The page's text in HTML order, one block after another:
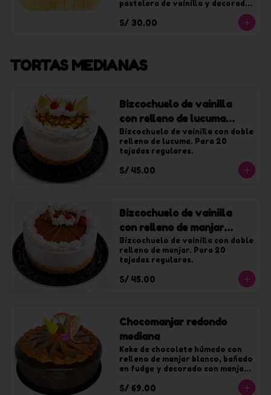
pastelera de vainilla y decorado
S/ 30.00
TORTAS MEDIANAS
Bizcochuelo de vainilla
con relleno de lucuma
mediana
Bizcochuelo de vainilla con doble
relleno de lucuma. Para 20
tajadas regulares.
S/ 45.00
Bizcochuelo de vainilla
con relleno de manjar
mediana
Bizcochuelo de vainilla con doble
relleno de manjar. Para 20
tajadas regulares.
S/ 45.00
Chocomanjar redondo
mediana
Keke de chocolate húmedo con
relleno de manjar blanco, bañado
en fudge y decorado con manjar.
S/ 69.00